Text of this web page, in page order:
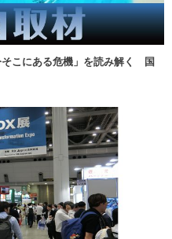
そこにある危機」を読み解く 国